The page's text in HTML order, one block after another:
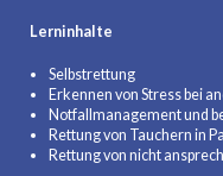
Lerninhalte
Selbstrettung
Erkennen von Stress bei
Notfallmanagement und
Rettung von Tauchern in
Rettung von nicht